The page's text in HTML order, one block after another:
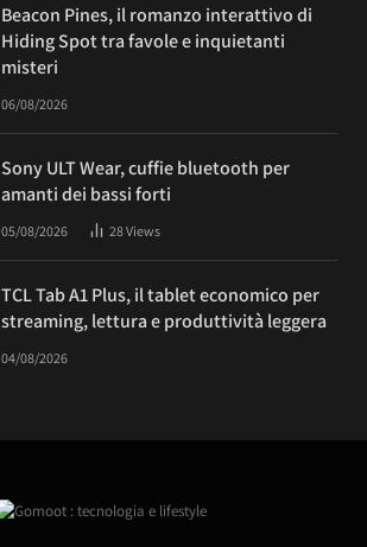
Beacon Pines, il romanzo interattivo di
Hiding Spot tra favole e inquietanti
misteri
06/08/2026
Sony ULT Wear, cuffie bluetooth per
amanti dei bassi forti
05/08/2026 28Views
TCL Tab A1 Plus, il tablet economico per
streaming, lettura e produttività leggera
04/08/2026